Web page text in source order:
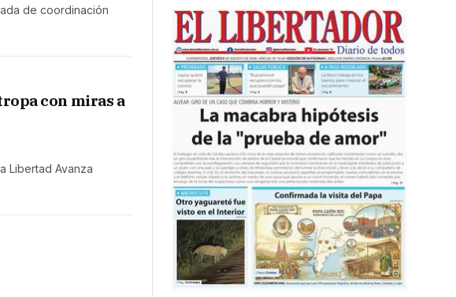
de coordinación
con miras a
Libertad Avanza